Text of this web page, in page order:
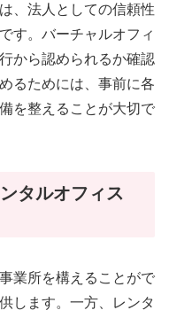
、法人としての信頼性
す。バーチャルオフィ
から認められるか確認
るためには、事前に各
を整えることが大切で
タルオフィス
業所を構えることがで
します。一方、レンタ